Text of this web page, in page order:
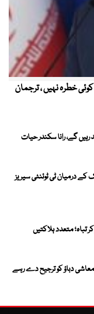
خطرہ نہیں ، ترجمان
ممالک کے درمیان ٹی ٹوئنٹی سیریز
معاشی دباؤ کو ترجیح دے رہے